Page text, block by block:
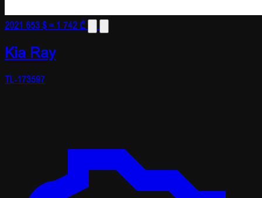
2021 653 $≈ 1 742 ₾
Kia Ray
TL-173597